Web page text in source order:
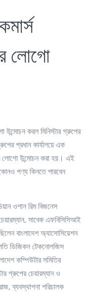
লোগো
উন্মোচন করল মিনিস্টার গ্রুপের
প্রধান কার্যালয়ে এক
লোগো উন্মোচন করা হয়। এই
পণ্য কিনতে পারবেন
ওশান রিম বিজনেস
সাবেক এফবিসিসিআই
বাংলাদেশ অ্যাসোসিয়েশন
ডিজিকন টেকনোলজিস
কম্পিউটার সমিতির
গ্রুপের চেয়ারম্যান ও
ব্যবস্থাপনা পরিচালক